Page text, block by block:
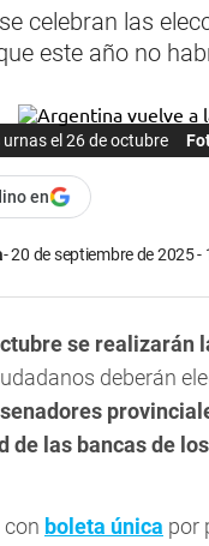
celebran las
este año no
el 26 de octubre
en
20 de septiembre de 2025 -
se realizarán
deberán
de las bancas de
con boleta única por